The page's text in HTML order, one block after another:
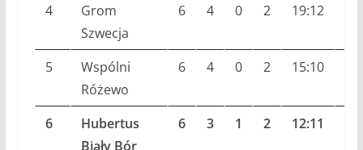
4
Grom
Szwecja
6 4 0 2 19:12
5
Wspólni
Różewo
6 4 0 2 15:10
6
Hubertus
Biały Bór
6 3 1 2 12:11